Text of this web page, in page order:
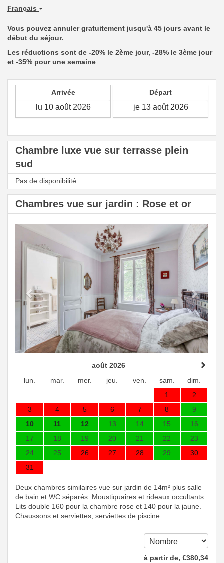
Français
Vous pouvez annuler gratuitement jusqu'à 45 jours avant le
début du séjour.
Les réductions sont de -20% le 2ème jour, -28% le 3ème jour
et -35% pour une semaine
Arrivée Départ
Chambre luxe vue sur terrasse plein
sud
Pas de disponibilité
Chambres vue sur jardin : Rose et or
Previous Next
août 2026
lun.
mar. mer. jeu. ven. sam.
dim.
1
2
3
4 5 6 7 8
9
10
11 12 13 14 15
16
17
18 19 20 21 22
23
24
25 26 27 28 29
30
31
Deux chambres similaires vue sur jardin de 14m² plus salle
de bain et WC séparés. Moustiquaires et rideaux occultants.
Lits double 160 pour la chambre rose et 140 pour la jaune.
Chaussons et serviettes, serviettes de piscine.
à partir de‚ €380,34